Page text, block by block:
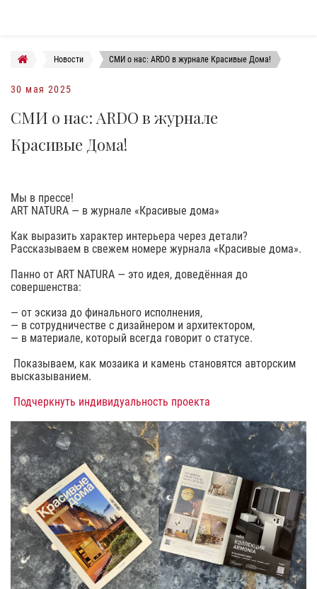
Новости СМИ о нас: ARDO в журнале Красивые Дома!
30 мая 2025
СМИ о нас: ARDO в журнале
Красивые Дома!
Мы в прессе!
ART NATURA — в журнале «Красивые дома»
Как выразить характер интерьера через детали?
Рассказываем в свежем номере журнала «Красивые дома».
Панно от ART NATURA — это идея, доведённая до
совершенства:
— от эскиза до финального исполнения,
— в сотрудничестве с дизайнером и архитектором,
— в материале, который всегда говорит о статусе.
Показываем, как мозаика и камень становятся авторским
высказыванием.
Подчеркнуть индивидуальность проекта